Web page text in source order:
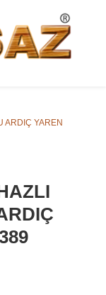
/ SATIŞ
||
/
Solak, Dede,
bağlamalar
ARDIÇ YAREN